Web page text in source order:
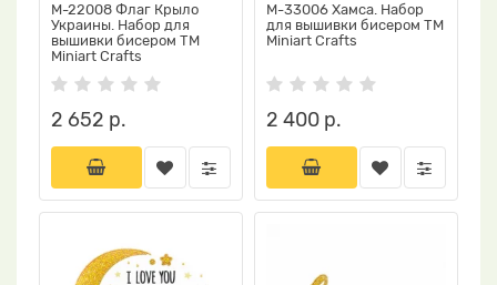
М-22008 Флаг Крыло
Украины. Набор для
вышивки бисером ТМ
Miniart Crafts
2 652 р.
М-33006 Хамса. Набор
для вышивки бисером ТМ
Miniart Crafts
2 400 р.